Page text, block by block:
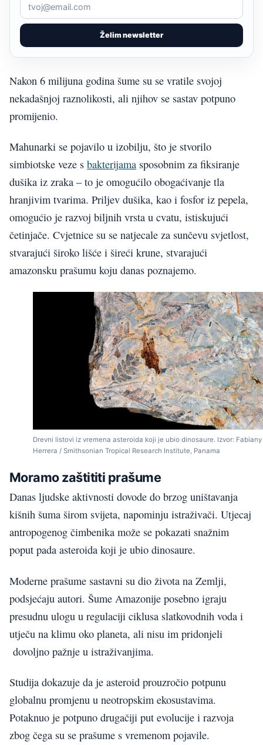
Želim newsletter
Nakon 6 milijuna godina šume su se vratile svojoj
nekadašnjoj raznolikosti, ali njihov se sastav potpuno
promijenio.
Mahunarki se pojavilo u izobilju, što je stvorilo
simbiotske veze s bakterijama sposobnim za fiksiranje
dušika iz zraka – to je omogućilo obogaćivanje tla
hranjivim tvarima. Priljev dušika, kao i fosfor iz pepela,
omogućio je razvoj biljnih vrsta u cvatu, istiskujući
četinjače. Cvjetnice su se natjecale za sunčevu svjetlost,
stvarajući široko lišće i šireći krune, stvarajući
amazonsku prašumu koju danas poznajemo.
Drevni listovi iz vremena asteroida koji je ubio dinosaure. Izvor: Fabiany
Herrera / Smithsonian Tropical Research Institute, Panama
Moramo zaštititi prašume
Danas ljudske aktivnosti dovode do brzog uništavanja
kišnih šuma širom svijeta, napominju istraživači. Utjecaj
antropogenog čimbenika može se pokazati snažnim
poput pada asteroida koji je ubio dinosaure.
Moderne prašume sastavni su dio života na Zemlji,
podsjećaju autori. Šume Amazonije posebno igraju
presudnu ulogu u regulaciji ciklusa slatkovodnih voda i
utječu na klimu oko planeta, ali nisu im pridonjeli
dovoljno pažnje u istraživanjima.
Studija dokazuje da je asteroid prouzročio potpunu
globalnu promjenu u neotropskim ekosustavima.
Potaknuo je potpuno drugačiji put evolucije i razvoja
zbog čega su se prašume s vremenom pojavile.